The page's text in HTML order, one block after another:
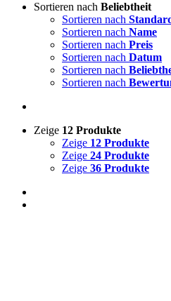
Sortieren nach Beliebtheit
Sortieren nach
Sortieren nach Name
Sortieren nach Preis
Sortieren nach Datum
Sortieren nach
Sortieren nach
Zeige 12 Produkte
Zeige 12 Produkte
Zeige 24 Produkte
Zeige 36 Produkte